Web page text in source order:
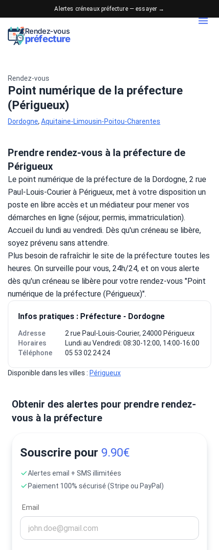
Alertes créneaux préfecture — essayer →
Rendez-vous
préfecture
Rendez-vous
Point numérique de la préfecture
(Périgueux)
Dordogne, Aquitaine-Limousin-Poitou-Charentes
Prendre rendez-vous à la préfecture de
Périgueux
Le point numérique de la préfecture de la Dordogne, 2 rue
Paul-Louis-Courier à Périgueux, met à votre disposition un
poste en libre accès et un médiateur pour mener vos
démarches en ligne (séjour, permis, immatriculation).
Accueil du lundi au vendredi. Dès qu'un créneau se libère,
soyez prévenu sans attendre.
Plus besoin de rafraîchir le site de la préfecture toutes les
heures. On surveille pour vous, 24h/24, et on vous alerte
dès qu'un créneau se libère pour votre rendez-vous "Point
numérique de la préfecture (Périgueux)".
Infos pratiques : Préfecture - Dordogne
Adresse
2 rue Paul-Louis-Courier, 24000 Périgueux
Horaires
Lundi au Vendredi: 08:30-12:00, 14:00-16:00
Téléphone
05 53 02 24 24
Disponible dans les villes : Périgueux
Obtenir des alertes pour prendre rendez-
vous à la préfecture
Souscrire pour 9.90€
Alertes email + SMS illimitées
Paiement 100% sécurisé (Stripe ou PayPal)
Email